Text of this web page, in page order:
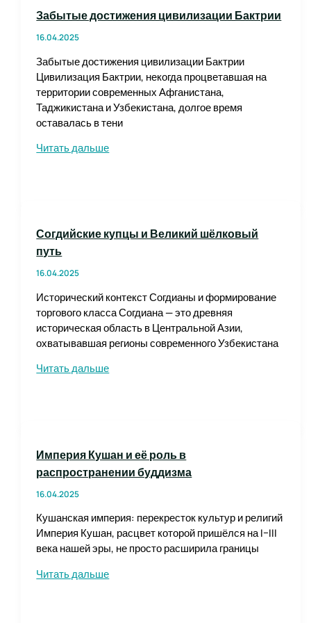
Забытые достижения цивилизации Бактрии
16.04.2025
Забытые достижения цивилизации Бактрии
Цивилизация Бактрии, некогда процветавшая на
территории современных Афганистана,
Таджикистана и Узбекистана, долгое время
оставалась в тени
Забытые
Читать дальше
Согдийские купцы и Великий шёлковый
путь
16.04.2025
Исторический контекст Согдианы и формирование
торгового класса Согдиана — это древняя
историческая область в Центральной Азии,
охватывавшая регионы современного Узбекистана
Согдийские
Читать дальше
Империя Кушан и её роль в
распространении буддизма
16.04.2025
Кушанская империя: перекресток культур и религий
Империя Кушан, расцвет которой пришёлся на I–III
века нашей эры, не просто расширила границы
Империя
Читать дальше